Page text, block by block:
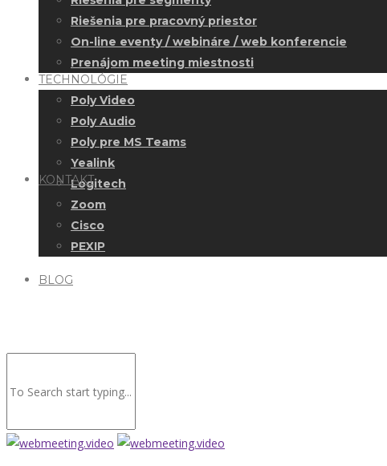
Riešenia pre pracovný priestor
On-line eventy / webináre / web konferencie
Prenájom meeting miestnosti
TECHNOLÓGIE
Poly Video
Poly Audio
Poly pre MS Teams
Yealink
Logitech
Zoom
Cisco
PEXIP
KONTAKT
BLOG